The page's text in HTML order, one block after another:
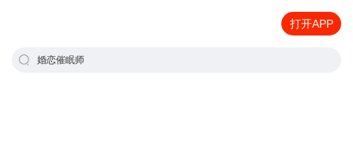
打开APP
婚恋催眠师